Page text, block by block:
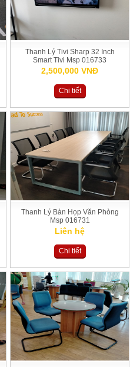
Thanh Lý Tivi Sharp 32 Inch
Smart Tivi Msp 016733
2,500,000 VNĐ
Chi tiết
Thanh Lý Bàn Họp Văn Phòng
Msp 016731
Liên hệ
Chi tiết